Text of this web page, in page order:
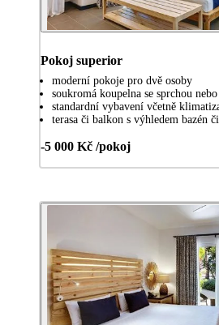
Pokoj superior
moderní pokoje pro dvě osoby
soukromá koupelna se sprchou
standardní vybavení včetně
terasa či balkon s výhledem bazén
-5 000 Kč /pokoj